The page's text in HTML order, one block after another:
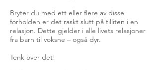
Bryter du med ett eller flere av disse
forholden er det raskt slutt på tilliten i en
relasjon. Dette gjelder i alle livets relasjoner
fra barn til voksne – også dyr.
Tenk over det!